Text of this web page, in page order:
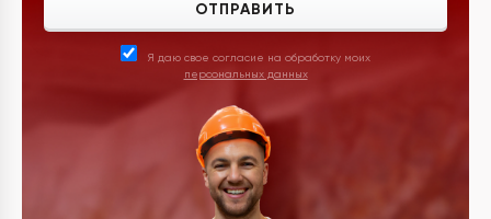
ОТПРАВИТЬ
Я даю свое согласие на обработку моих
персональных данных